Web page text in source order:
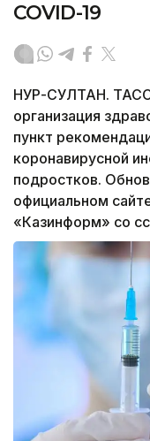
COVID-19
НУР-СУЛТАН.
организация
пункт
коронавирусной
подростков.
официальном
«Казинформ» со